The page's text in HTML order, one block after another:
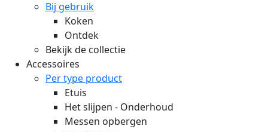
Bij gebruik
Koken
Ontdek
Bekijk de collectie
Accessoires
Per type product
Etuis
Het slijpen - Onderhoud
Messen opbergen